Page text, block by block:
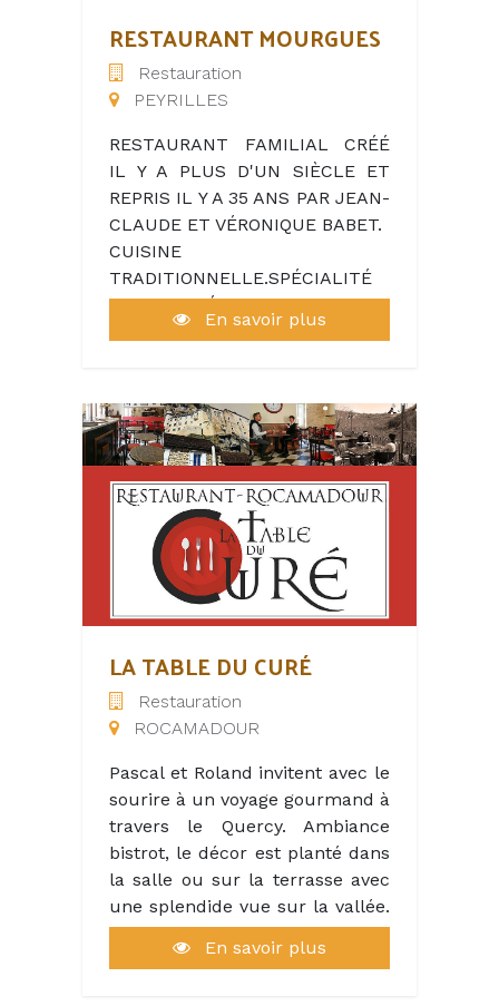
RESTAURANT MOURGUES
Restauration
PEYRILLES
RESTAURANT FAMILIAL CRÉÉ
IL Y A PLUS D'UN SIÈCLE ET
REPRIS IL Y A 35 ANS PAR JEAN-
CLAUDE ET VÉRONIQUE BABET.
CUISINE
TRADITIONNELLE.SPÉCIALITÉ
MIQUE LEVÉE.
REPAS DU JOUR.DIFFÉRENTS
DEUX SALLES
INTÉRIEURES+TERRASSE
EXTÉRIEURE.
SITUÉ DANS UN CADRE TRÈS
AGRÉABLE SUR LA PLACE DE
PEYRILLES. CLIENTÈLE LOCALE
ET TOURISTES .
En savoir plus
LA TABLE DU CURÉ
Restauration
ROCAMADOUR
Pascal et Roland invitent avec le
sourire à un voyage gourmand à
travers le Quercy. Ambiance
bistrot, le décor est planté dans
la salle ou sur la terrasse avec
une splendide vue sur la vallée.
Au menu, cassoulet maison aux
manchons de canard et gésiers
En savoir plus